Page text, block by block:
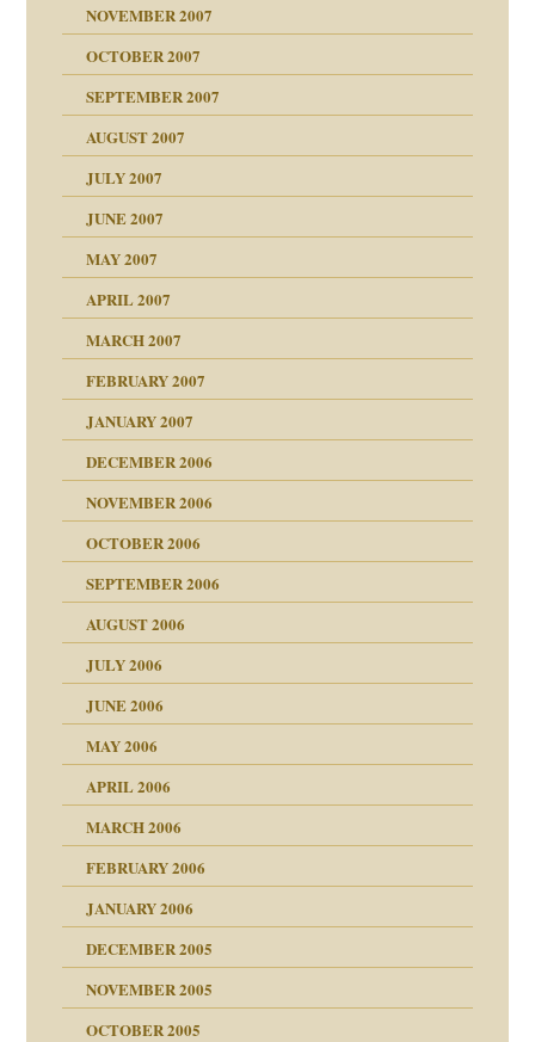
in meiner
NOVEMBER 2007
voller Absicht!"
OCTOBER 2007
SEPTEMBER 2007
AUGUST 2007
JULY 2007
JUNE 2007
MAY 2007
APRIL 2007
MARCH 2007
FEBRUARY 2007
JANUARY 2007
DECEMBER 2006
NOVEMBER 2006
OCTOBER 2006
SEPTEMBER 2006
AUGUST 2006
JULY 2006
JUNE 2006
MAY 2006
APRIL 2006
MARCH 2006
FEBRUARY 2006
JANUARY 2006
DECEMBER 2005
NOVEMBER 2005
OCTOBER 2005